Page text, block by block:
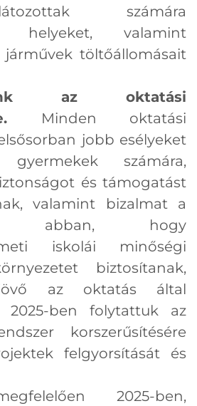
számára
helyeket, valamint
járművek töltőállomásait
az oktatási
Minden oktatási
jobb esélyeket
számára,
és támogatást
valamint bizalmat a
abban, hogy
iskolái minőségi
biztosítanak,
az oktatás által
2025-ben folytattuk az
korszerűsítésére
felgyorsítását és
2025-ben,